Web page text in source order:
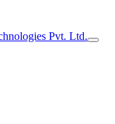
Pvt. Ltd.